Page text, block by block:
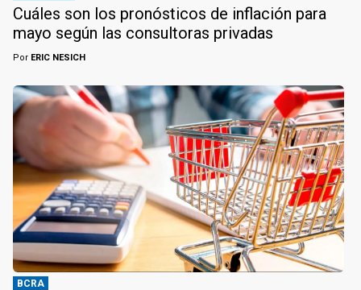
Cuáles son los pronósticos de inflación para
mayo según las consultoras privadas
Por ERIC NESICH
BCRA